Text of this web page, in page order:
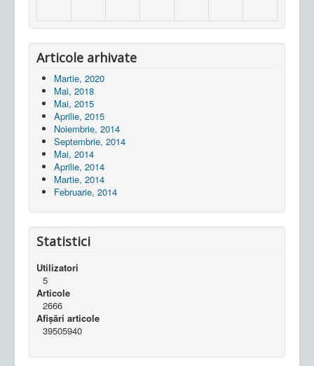
Articole arhivate
Martie, 2020
Mai, 2018
Mai, 2015
Aprilie, 2015
Noiembrie, 2014
Septembrie, 2014
Mai, 2014
Aprilie, 2014
Martie, 2014
Februarie, 2014
Statistici
Utilizatori
5
Articole
2666
Afișări articole
39505940